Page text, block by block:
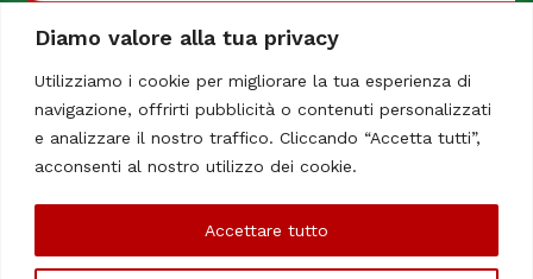
Diamo valore alla tua privacy
Utilizziamo i cookie per migliorare la tua esperienza di
navigazione, offrirti pubblicità o contenuti personalizzati
e analizzare il nostro traffico. Cliccando “Accetta tutti”,
acconsenti al nostro utilizzo dei cookie.
Accettare tutto
ItaliaChiamaItalia, il TUO quotidiano online preferito.
Dedicato in particolare a tutti gli italiani residenti all'estero.
Tutti i diritti sono riservati. Quotidiano online indipendente
Le Firme